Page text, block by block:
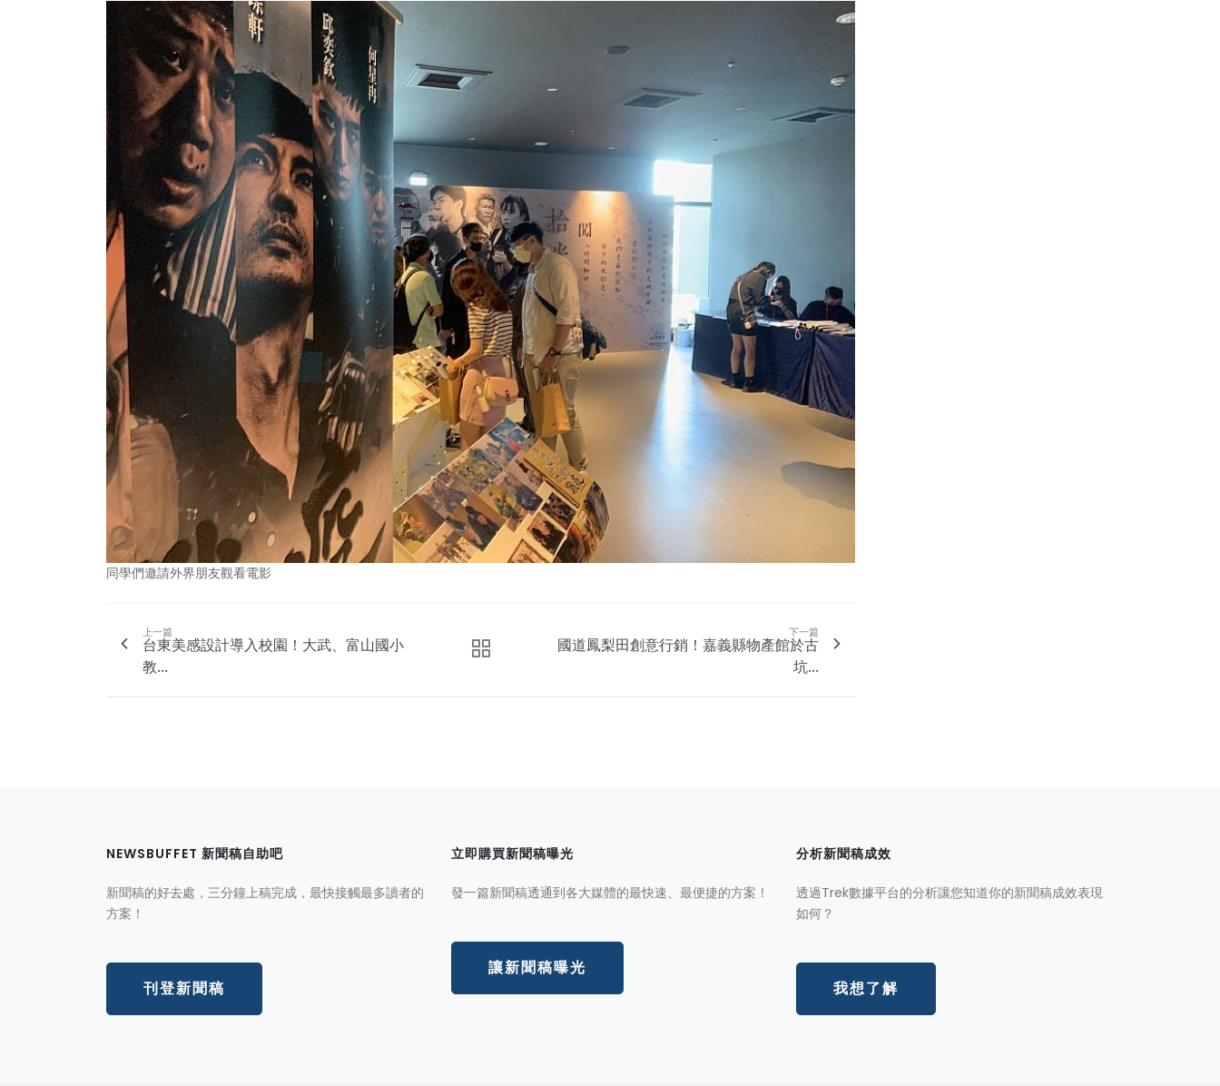
同學們邀請外界朋友觀看電影
上一篇
台東美感設計導入校園！大武、富山國小
教...
下一篇
國道鳳梨田創意行銷！嘉義縣物產館於古
坑...
NEWSBUFFET 新聞稿自助吧
新聞稿的好去處，三分鐘上稿完成，最快接觸最多讀者的
方案！
刊登新聞稿
立即購買新聞稿曝光
發一篇新聞稿透通到各大媒體的最快速、最便捷的方案！
讓新聞稿曝光
分析新聞稿成效
透過Trek數據平台的分析讓您知道你的新聞稿成效表現
如何？
我想了解